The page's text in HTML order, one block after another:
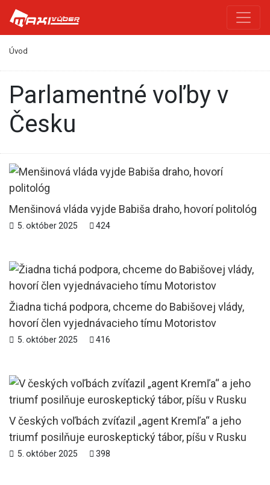
Úvod
parlamentné voľby v
Česku
Menšinová vláda vyjde Babiša draho, hovorí politológ
5. október 2025 424
Žiadna tichá podpora, chceme do Babišovej vlády,
hovorí člen vyjednávacieho tímu Motoristov
5. október 2025 416
V českých voľbách zvíťazil „agent Kremľa“ a jeho
triumf posilňuje euroskeptický tábor, píšu v Rusku
5. október 2025 398